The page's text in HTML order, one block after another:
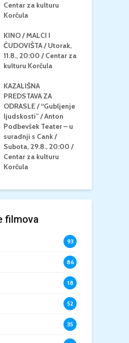
Centar za kulturu
Korčula
KINO / MALCI I
ČUDOVIŠTA / Utorak,
11.8., 20:00 / Centar za
kulturu Korčula
KAZALIŠNA
PREDSTAVA ZA
ODRASLE / “Gubljenje
ljudskosti” / Anton
Podbevšek Teater – u
suradnji s Cank /
Subota, 29.8., 20:00 /
Centar za kulturu
Korčula
filmova
93
86
18
52
35